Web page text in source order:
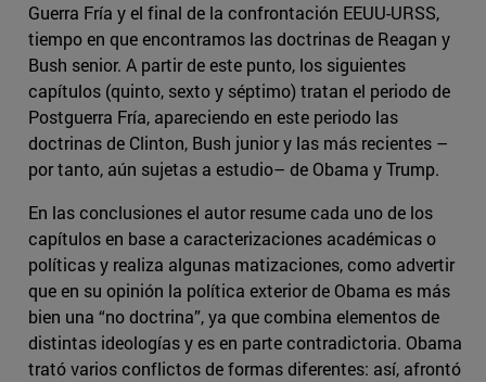
Guerra Fría y el final de la confrontación EEUU-URSS,
tiempo en que encontramos las doctrinas de Reagan y
Bush senior. A partir de este punto, los siguientes
capítulos (quinto, sexto y séptimo) tratan el periodo de
Postguerra Fría, apareciendo en este periodo las
doctrinas de Clinton, Bush junior y las más recientes –
por tanto, aún sujetas a estudio– de Obama y Trump.
En las conclusiones el autor resume cada uno de los
capítulos en base a caracterizaciones académicas o
políticas y realiza algunas matizaciones, como advertir
que en su opinión la política exterior de Obama es más
bien una “no doctrina”, ya que combina elementos de
distintas ideologías y es en parte contradictoria. Obama
trató varios conflictos de formas diferentes: así, afrontó